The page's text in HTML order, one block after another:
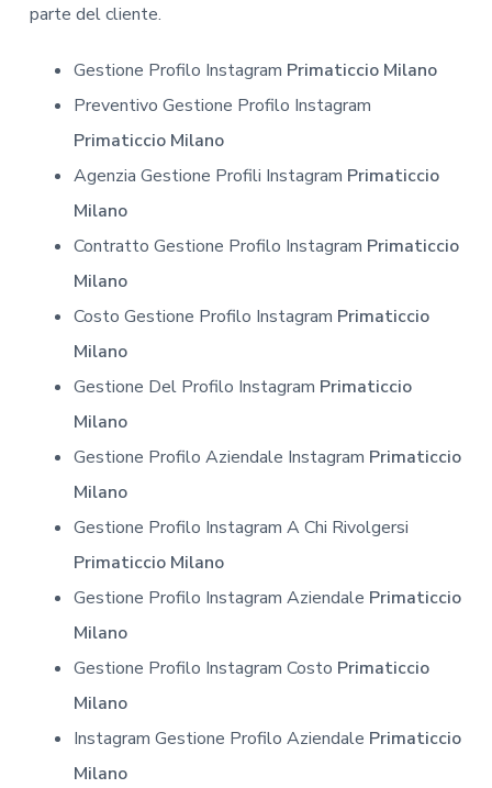
parte del cliente.
Gestione Profilo Instagram Primaticcio Milano
Preventivo Gestione Profilo Instagram
Primaticcio Milano
Agenzia Gestione Profili Instagram Primaticcio
Milano
Contratto Gestione Profilo Instagram Primaticcio
Milano
Costo Gestione Profilo Instagram Primaticcio
Milano
Gestione Del Profilo Instagram Primaticcio
Milano
Gestione Profilo Aziendale Instagram Primaticcio
Milano
Gestione Profilo Instagram A Chi Rivolgersi
Primaticcio Milano
Gestione Profilo Instagram Aziendale Primaticcio
Milano
Gestione Profilo Instagram Costo Primaticcio
Milano
Instagram Gestione Profilo Aziendale Primaticcio
Milano